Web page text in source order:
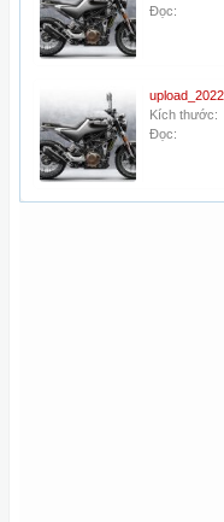
Đọc:
Kích thước:
Đọc: